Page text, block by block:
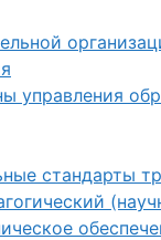
управления
стандарты